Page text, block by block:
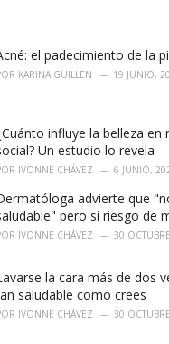
el padecimiento de la
KARINA GUILLEN 19 JUNIO,
influye la belleza en
Un estudio lo revela
IVONNE CHÁVEZ 6 JUNIO,
advierte que
pero si riesgo de
IVONNE CHÁVEZ 30
la cara más de dos
saludable como crees
IVONNE CHÁVEZ 30